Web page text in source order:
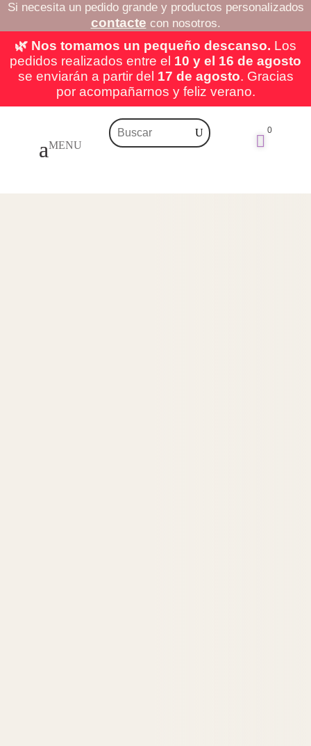
Si necesita un pedido grande y productos personalizados
contacte con nosotros.
🌿 Nos tomamos un pequeño descanso. Los
pedidos realizados entre el 10 y el 16 de agosto
se enviarán a partir del 17 de agosto. Gracias
por acompañarnos y feliz verano.

0